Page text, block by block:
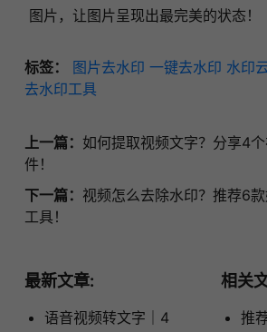
图片，让图片呈现出最完美的状态！
标签： 图片去水印 一键去水印 水印
去水印工具
上一篇： 如何提取视频文字？分享4
件！
下一篇： 视频怎么去除水印？推荐6
工具！
最新文章:
语音视频转文字｜4
相关
推